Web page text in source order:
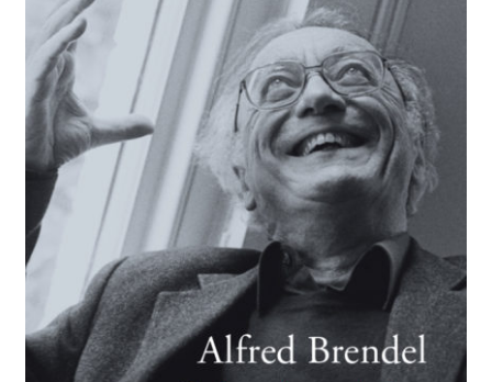
BUSCAR
LISTA DE LIBROS